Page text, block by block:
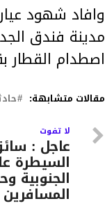
وافاد شهود
مدينة فندق
اصطدام القطار
مقالات متشابهة:
لا تفوت
عاجل :
السيطرة
الجنوبية